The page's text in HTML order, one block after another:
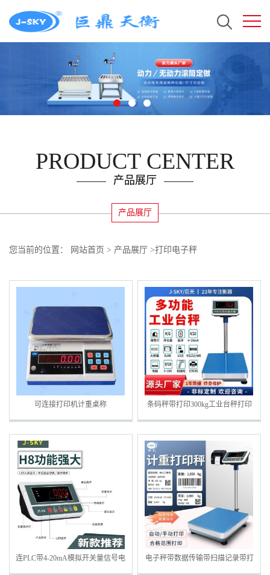
PRODUCT CENTER
产品展厅
产品展厅
您当前的位置： 网站首页 > 产品展厅 >打印电子秤
可连接打印机计重桌称 条码秤带打印300kg工业台秤打印
地磅称重标签电子秤
连PLC带4-20mA模拟开关量信号电 电子秤带数据传输带扫描记录带打